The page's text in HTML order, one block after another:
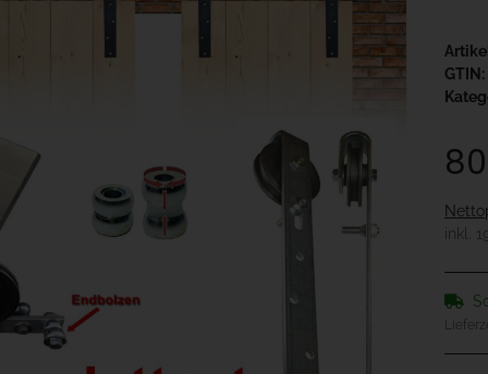
GTIN:
inkl.